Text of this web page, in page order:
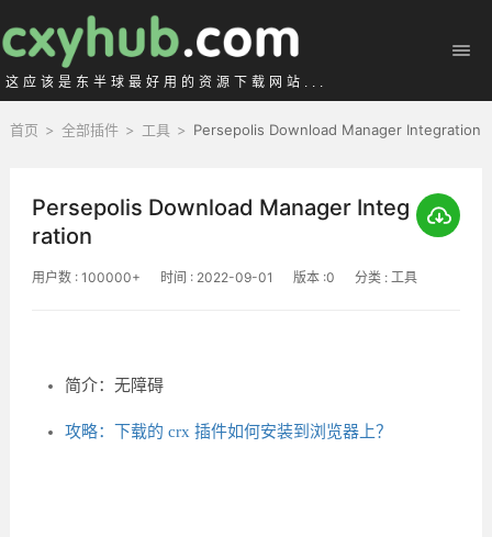
这应该是东半球最好用的资源下载网站...
首页 > 全部插件 > 工具 > Persepolis Download Manager Integration
Persepolis Download Manager Integ
ration
用户数 : 100000+ 时间 : 2022-09-01 版本 :0 分类 : 工具
简介：无障碍
攻略：下载的 crx 插件如何安装到浏览器上？